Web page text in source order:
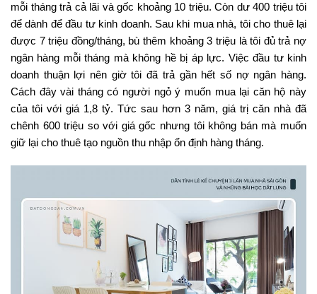
mỗi tháng trả cả lãi và gốc khoảng 10 triệu. Còn dư 400 triệu tôi
để dành để đầu tư kinh doanh. Sau khi mua nhà, tôi cho thuê lại
được 7 triệu đồng/tháng, bù thêm khoảng 3 triệu là tôi đủ trả nợ
ngân hàng mỗi tháng mà không hề bị áp lực. Việc đầu tư kinh
doanh thuận lợi nên giờ tôi đã trả gần hết số nợ ngân hàng.
Cách đây vài tháng có người ngỏ ý muốn mua lại căn hộ này
của tôi với giá 1,8 tỷ. Tức sau hơn 3 năm, giá trị căn nhà đã
chênh 600 triệu so với giá gốc nhưng tôi không bán mà muốn
giữ lại cho thuê tạo nguồn thu nhập ổn định hàng tháng.